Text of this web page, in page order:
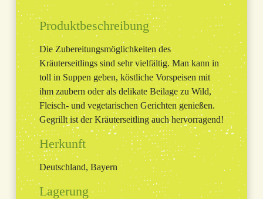
Produktbeschreibung
Die Zubereitungsmöglichkeiten des
Kräuterseitlings sind sehr vielfältig. Man kann in
toll in Suppen geben, köstliche Vorspeisen mit
ihm zaubern oder als delikate Beilage zu Wild,
Fleisch- und vegetarischen Gerichten genießen.
Gegrillt ist der Kräuterseitling auch hervorragend!
Herkunft
Deutschland, Bayern
Lagerung